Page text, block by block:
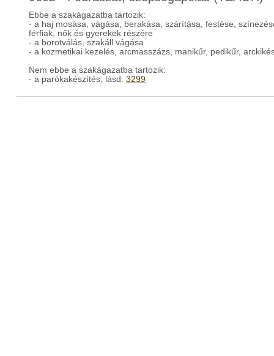
Ebbe a szakágazatba tartozik:
- a haj mosása, vágása, berakása, szárítása, festése,
férfiak, nők és gyerekek részére
- a borotválás, szakáll vágása
- a kozmetikai kezelés, arcmasszázs, manikűr, pedikűr,
Nem ebbe a szakágazatba tartozik:
- a parókakészítés, lásd:3299